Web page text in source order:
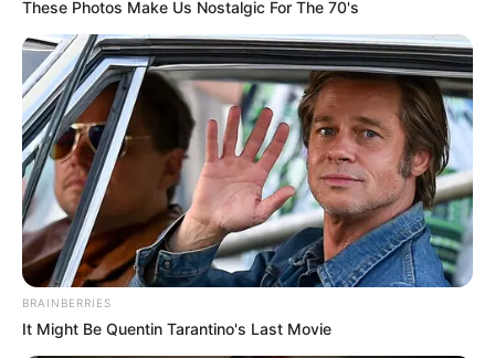
These Photos Make Us Nostalgic For The 70's
BRAINBERRIES
It Might Be Quentin Tarantino's Last Movie